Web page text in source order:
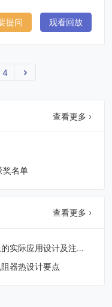
提问 观看回放
4
查看更多 ›
奖名单
查看更多 ›
实际应用设计及注意
器热设计要点